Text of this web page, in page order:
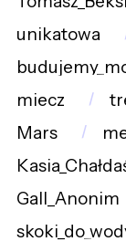
unikatowa
miecz
Mars
Gall_Anonim